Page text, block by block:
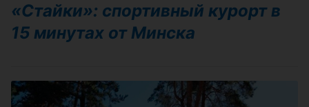
«Стайки»: спортивный курорт в
15 минутах от Минска